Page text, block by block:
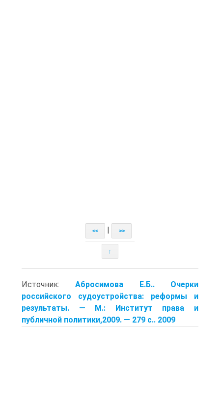
<< >>
↑
Источник:Абросимова Е.Б.. Очерки
российского судоустройства: реформы и
результаты. — М.: Институт права и
публичной политики,2009. — 279 с.. 2009